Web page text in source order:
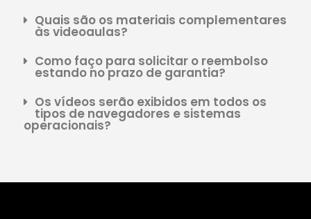
Quais são os materiais complementares
às videoaulas?
Como faço para solicitar o reembolso
estando no prazo de garantia?
Os vídeos serão exibidos em todos os
tipos de navegadores e sistemas
operacionais?